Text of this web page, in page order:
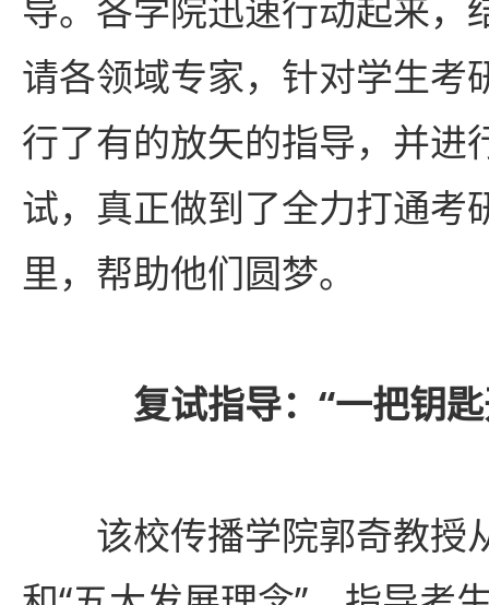
导。各学院迅速行动起来，
请各领域专家，针对学生考
行了有的放矢的指导，并进
试，真正做到了全力打通考
里，帮助他们圆梦。
复试指导：“一把钥
该校传播学院郭奇教授